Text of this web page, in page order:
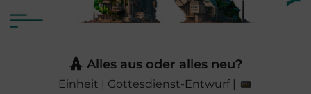
Alles aus oder alles neu?
Einheit | Gottesdienst-Entwurf |